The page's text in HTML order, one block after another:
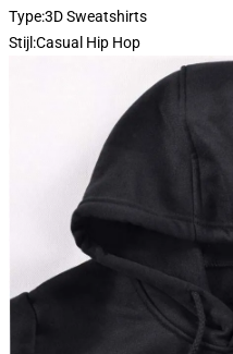
Type:3D Sweatshirts
Stijl:Casual Hip Hop